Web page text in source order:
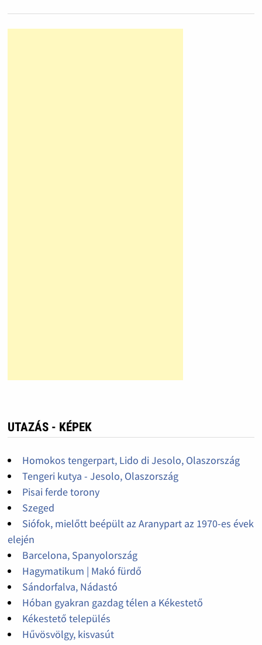
UTAZÁS - KÉPEK
Homokos tengerpart, Lido di Jesolo, Olaszország
Tengeri kutya - Jesolo, Olaszország
Pisai ferde torony
Szeged
Siófok, mielőtt beépült az Aranypart az 1970-es évek
elején
Barcelona, Spanyolország
Hagymatikum | Makó fürdő
Sándorfalva, Nádastó
Hóban gyakran gazdag télen a Kékestető
Kékestető település
Hűvösvölgy, kisvasút